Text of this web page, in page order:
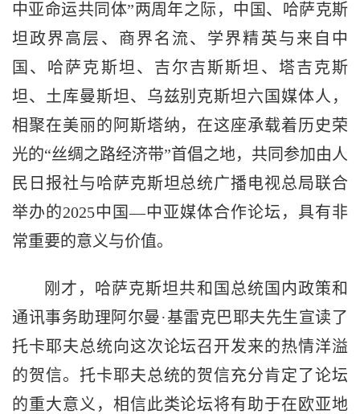
中亚命运共同体”两周年之际，中国、哈萨克斯
坦政界高层、商界名流、学界精英与来自中
国、哈萨克斯坦、吉尔吉斯斯坦、塔吉克斯
坦、土库曼斯坦、乌兹别克斯坦六国媒体人，
相聚在美丽的阿斯塔纳，在这座承载着历史荣
光的“丝绸之路经济带”首倡之地，共同参加由人
民日报社与哈萨克斯坦总统广播电视总局联合
举办的2025中国—中亚媒体合作论坛，具有非
常重要的意义与价值。
刚才，哈萨克斯坦共和国总统国内政策和
通讯事务助理阿尔曼·基雷克巴耶夫先生宣读了
托卡耶夫总统向这次论坛召开发来的热情洋溢
的贺信。托卡耶夫总统的贺信充分肯定了论坛
的重大意义，相信此类论坛将有助于在欧亚地